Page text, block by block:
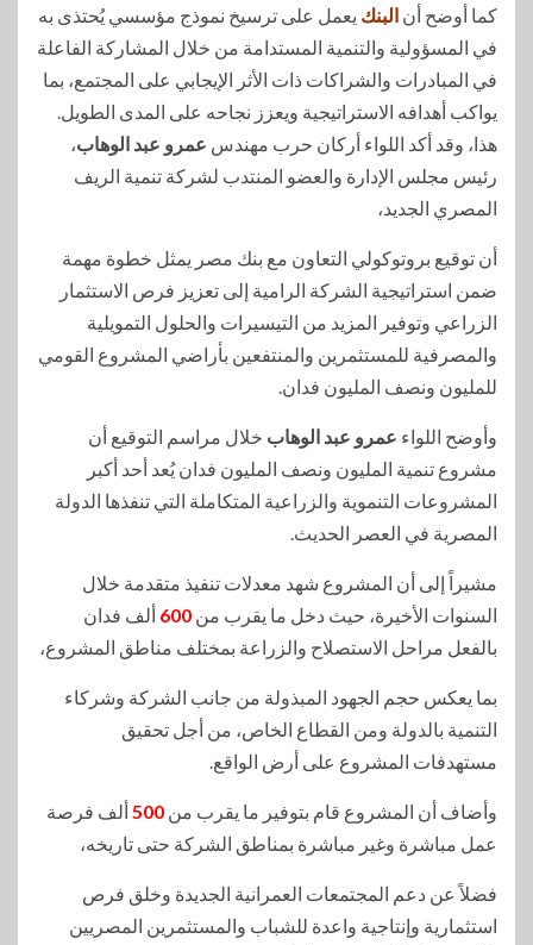
كما أوضح أن البنك يعمل على ترسيخ نموذج مؤسسي يُحتذى به
في المسؤولية والتنمية المستدامة من خلال المشاركة الفاعلة
في المبادرات والشراكات ذات الأثر الإيجابي على المجتمع، بما
يواكب أهدافه الاستراتيجية ويعزز نجاحه على المدى الطويل.
هذا، وقد أكد اللواء أركان حرب مهندس عمرو عبد الوهاب،
رئيس مجلس الإدارة والعضو المنتدب لشركة تنمية الريف
المصري الجديد،
أن توقيع بروتوكولي التعاون مع بنك مصر يمثل خطوة مهمة
ضمن استراتيجية الشركة الرامية إلى تعزيز فرص الاستثمار
الزراعي وتوفير المزيد من التيسيرات والحلول التمويلية
والمصرفية للمستثمرين والمنتفعين بأراضي المشروع القومي
للمليون ونصف المليون فدان.
وأوضح اللواء عمرو عبد الوهاب خلال مراسم التوقيع أن
مشروع تنمية المليون ونصف المليون فدان يُعد أحد أكبر
المشروعات التنموية والزراعية المتكاملة التي تنفذها الدولة
المصرية في العصر الحديث.
مشيراً إلى أن المشروع شهد معدلات تنفيذ متقدمة خلال
السنوات الأخيرة، حيث دخل ما يقرب من 600 ألف فدان
بالفعل مراحل الاستصلاح والزراعة بمختلف مناطق المشروع،
بما يعكس حجم الجهود المبذولة من جانب الشركة وشركاء
التنمية بالدولة ومن القطاع الخاص، من أجل تحقيق
مستهدفات المشروع على أرض الواقع.
وأضاف أن المشروع قام بتوفير ما يقرب من 500ألف فرصة
عمل مباشرة وغير مباشرة بمناطق الشركة حتى تاريخه،
فضلاً عن دعم المجتمعات العمرانية الجديدة وخلق فرص
استثمارية وإنتاجية واعدة للشباب والمستثمرين المصريين